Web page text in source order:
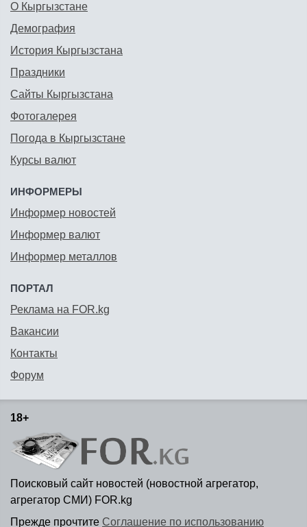
О Кыргызстане
Демография
История Кыргызстана
Праздники
Сайты Кыргызстана
Фотогалерея
Погода в Кыргызстане
Курсы валют
ИНФОРМЕРЫ
Информер новостей
Информер валют
Информер металлов
ПОРТАЛ
Реклама на FOR.kg
Вакансии
Контакты
Форум
18+
Поисковый сайт новостей (новостной агрегатор,
агрегатор СМИ) FOR.kg
Прежде прочтите Соглашение по использованию